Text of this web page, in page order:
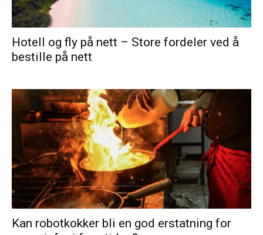
Hotell og fly på nett – Store fordeler ved å
bestille på nett
Kan robotkokker bli en god erstatning for